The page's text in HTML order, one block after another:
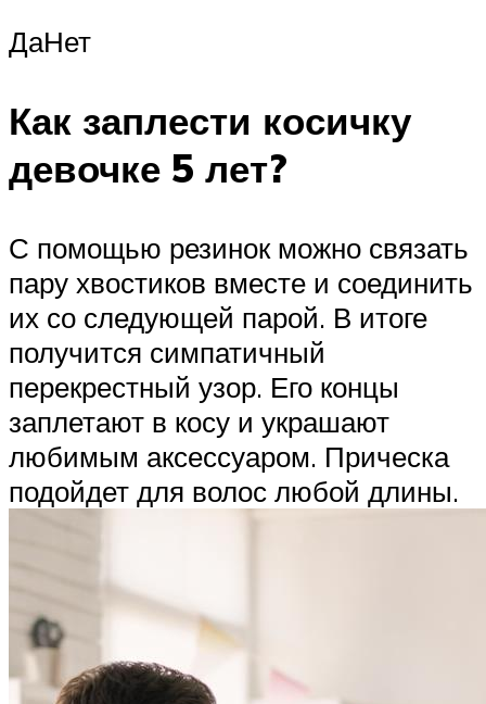
ДаНет
Как заплести косичку
девочке 5 лет?
С помощью резинок можно связать
пару хвостиков вместе и соединить
их со следующей парой. В итоге
получится симпатичный
перекрестный узор. Его концы
заплетают в косу и украшают
любимым аксессуаром. Прическа
подойдет для волос любой длины.